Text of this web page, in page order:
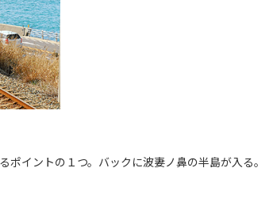
イントの１つ。バックに波妻ノ鼻の半島が入る。